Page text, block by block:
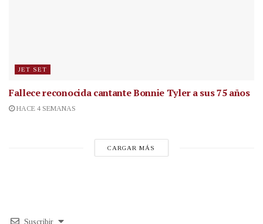
JET SET
Fallece reconocida cantanteBonnie Tyler a sus 75 años
HACE 4 SEMANAS
CARGAR MÁS
Suscribir